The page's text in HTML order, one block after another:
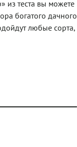
из теста вы можете
богатого дачного
любые сорта,